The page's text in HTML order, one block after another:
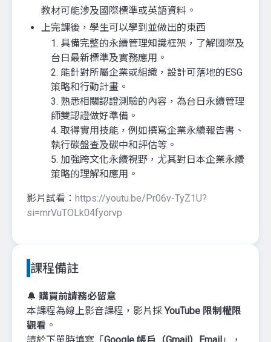
教材可能涉及國際標準或英語資料。
上完課後，學生可以學到並做出的東西
1. 具備完整的永續管理知識框架，了解國際及
台日最新標準及實務應用。
2. 能針對所屬企業或組織，設計可落地的ESG
策略和行動計畫。
3. 熟悉相關認證測驗的內容，為台日永續管理
師雙認證做好準備。
4. 取得實用技能，例如撰寫企業永續報告書、
執行碳盤查及碳中和評估等。
5. 加強跨文化永續視野，尤其對日本企業永續
策略的理解和應用。
影片試看： https://youtu.be/Pr06v-TyZ1U?
si=mrVuTOLk04fyorvp
課程備註
🔔 購買前請務必留意
本課程為線上影音課程，影片採YouTube 限制權限
觀看 。